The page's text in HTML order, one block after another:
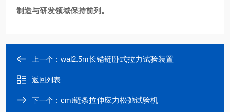
制造与研发领域保持前列。
上一个： wal2.5m长锚链卧式拉力试验装置
返回列表
下一个： cmt链条拉伸应力松弛试验机